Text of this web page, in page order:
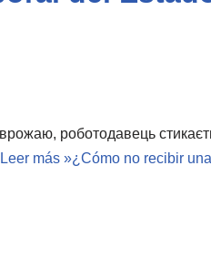
роботодавець
Leer más »¿Cómo no recibir